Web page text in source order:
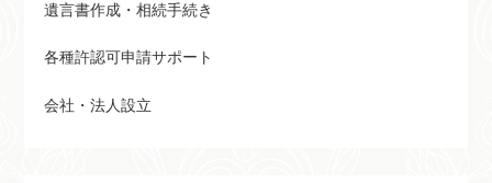
遺言書作成・相続手続き
各種許認可申請サポート
会社・法人設立